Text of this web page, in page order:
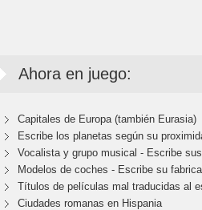
Ahora en juego:
Capitales de Europa (también Eurasia)
Escribe los planetas según su
Vocalista y grupo musical - Escribe
Modelos de coches - Escribe su
Títulos de películas mal traducidas al
Ciudades romanas en Hispania